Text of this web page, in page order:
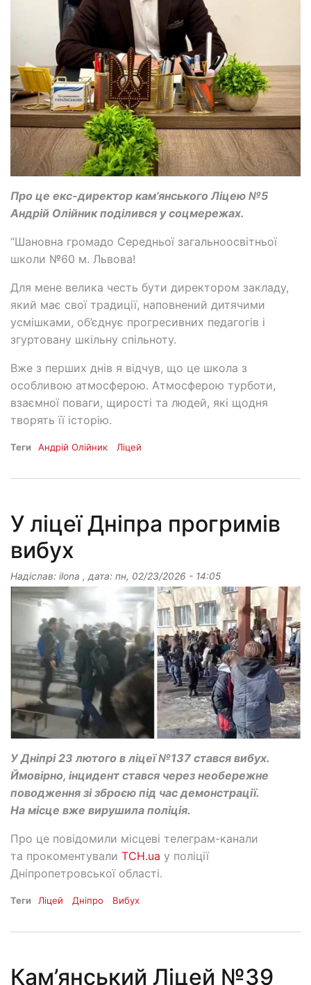
Про це екс-директор кам’янського Ліцею №5
Андрій Олійник поділився у соцмережах.
“Шановна громадо Середньої загальноосвітньої
школи №60 м. Львова!
Для мене велика честь бути директором закладу,
який має свої традиції, наповнений дитячими
усмішками, об’єднує прогресивних педагогів і
згуртовану шкільну спільноту.
Вже з перших днів я відчув, що це школа з
особливою атмосферою. Атмосферою турботи,
взаємної поваги, щирості та людей, які щодня
творять її історію.
Теги Андрій Олійник Ліцей
У ліцеї Дніпра прогримів
вибух
Надіслав: ilona , дата: пн, 02/23/2026 - 14:05
У Дніпрі 23 лютого в ліцеї №137 стався вибух.
Ймовірно, інцидент стався через необережне
поводження зі зброєю під час демонстрації.
На місце вже вирушила поліція.
Про це повідомили місцеві телеграм-канали
та прокоментували ТСН.ua у поліції
Дніпропетровської області.
Теги Ліцей Дніпро Вибух
Кам’янський Ліцей №39